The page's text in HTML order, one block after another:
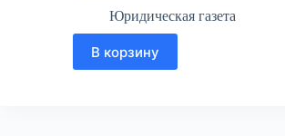
Юридическая газета
В корзину